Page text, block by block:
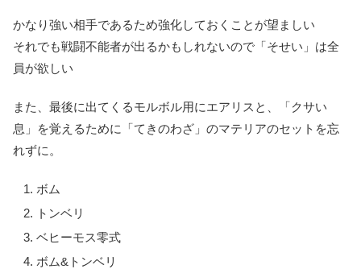
かなり強い相手であるため強化しておくことが望ましい
それでも戦闘不能者が出るかもしれないので「そせい」は全
員が欲しい
また、最後に出てくるモルボル用にエアリスと、「クサい
息」を覚えるために「てきのわざ」のマテリアのセットを忘
れずに。
ボム
トンベリ
ベヒーモス零式
ボム&トンベリ